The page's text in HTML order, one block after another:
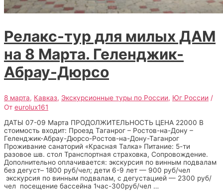
Релакс-тур для милых ДАМ
на 8 Марта. Геленджик-
Абрау-Дюрсо
8 марта, Кавказ, Экскурсионные туры по России, Юг России /
От eurolux161
ДАТЫ 07-09 Марта ПРОДОЛЖИТЕЛЬНОСТЬ ЦЕНА 22000 В
стоимость входит: Проезд Таганрог – Ростов-на-Дону –
Геленджик-Абрау-Дюрсо-Ростов-на-Дону-Таганрог
Проживание санаторий «Красная Талка» Питание: 5-ти
разовое шв. стол Транспортная страховка, Сопровождение.
Дополнительно оплачивается: экскурсия по винным подвалам
без дегуст– 1800 руб/чел; дети 6-9 лет — 900 руб/чел
экскурсия по винным подвалам, с дегустацией — 2300 руб/
чел посещение бассейна 1час-300руб/чел …